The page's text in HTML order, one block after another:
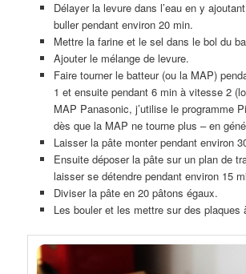
Délayer la levure dans l’eau en y
buller pendant environ 20 min.
Mettre la farine et le sel dans le bol du
Ajouter le mélange de levure.
Faire tourner le batteur (ou la MAP)
1 et ensuite pendant 6 min à vitesse 2
MAP Panasonic, j’utilise le programme
dès que la MAP ne tourne plus – en
Laisser la pâte monter pendant environ
Ensuite déposer la pâte sur un plan de
laisser se détendre pendant environ 15
Diviser la pâte en 20 pâtons égaux.
Les bouler et les mettre sur des plaques